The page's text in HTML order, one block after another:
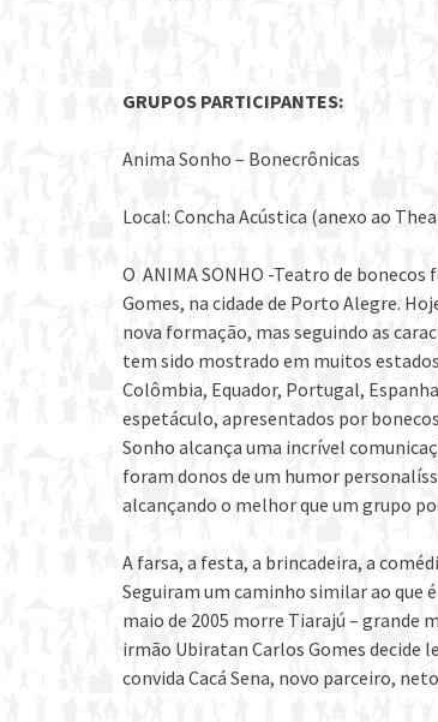
GRUPOS PARTICIPANTES:
Anima Sonho – Bonecrônicas
Local: Concha Acústica (anexo ao
O ANIMA SONHO -Teatro de
Gomes, na cidade de Porto Alegre.
nova formação, mas seguindo as
tem sido mostrado em muitos
Colômbia, Equador, Portugal,
espetáculo, apresentados por
Sonho alcança uma incrível
foram donos de um humor
alcançando o melhor que um grupo
A farsa, a festa, a brincadeira, a
Seguiram um caminho similar ao que
maio de 2005 morre Tiarajú – grande
irmão Ubiratan Carlos Gomes decide
convida Cacá Sena, novo parceiro,